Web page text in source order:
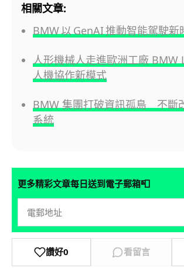
相關文章:
BMW 以 GenAI 推動智能駕駛新
人形機械人走進歐洲工廠 BMW
人機協作新模式
BMW 集團打破資訊孤島 不斷
系統
更多精彩文章每日送到電子郵箱📮
讚好0 看留言